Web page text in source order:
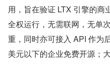
用，旨在验证 LTX 引擎的商
全权运行，无需联网，无单
重，同时亦可接入 API 作为
美元以下的企业免费开源；